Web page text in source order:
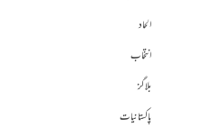
الحاد
انتخاب
بلاگز
پاکستانیات